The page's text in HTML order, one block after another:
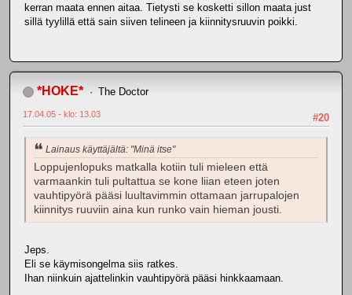
kerran maata ennen aitaa. Tietysti se kosketti sillon maata just
sillä tyylillä että sain siiven telineen ja kiinnitysruuvin poikki.
*HOKE* The Doctor
#20
17.04.05 - klo: 13.03
Lainaus käyttäjältä: "Minä itse"
Loppujenlopuks matkalla kotiin tuli mieleen että
varmaankin tuli pultattua se kone liian eteen joten
vauhtipyörä pääsi luultavimmin ottamaan jarrupalojen
kiinnitys ruuviin aina kun runko vain hieman jousti.
Jeps.
Eli se käymisongelma siis ratkes.
Ihan niinkuin ajattelinkin vauhtipyörä pääsi hinkkaamaan.